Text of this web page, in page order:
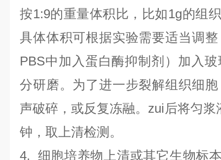
按1:9的重量体积比，比如1g的组
具体体积可根据实验需要适当调
PBS中加入蛋白酶抑制剂）加入
分研磨。为了进一步裂解组织细
声破碎，或反复冻融。zui后将匀浆
钟，取上清检测。
4. 细胞培养物上清或其它生物标